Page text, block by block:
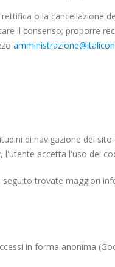
o la cancellazione
il consenso; proporre
di navigazione del
l'utente accetta l'uso dei
trovate maggiori
in forma anonima